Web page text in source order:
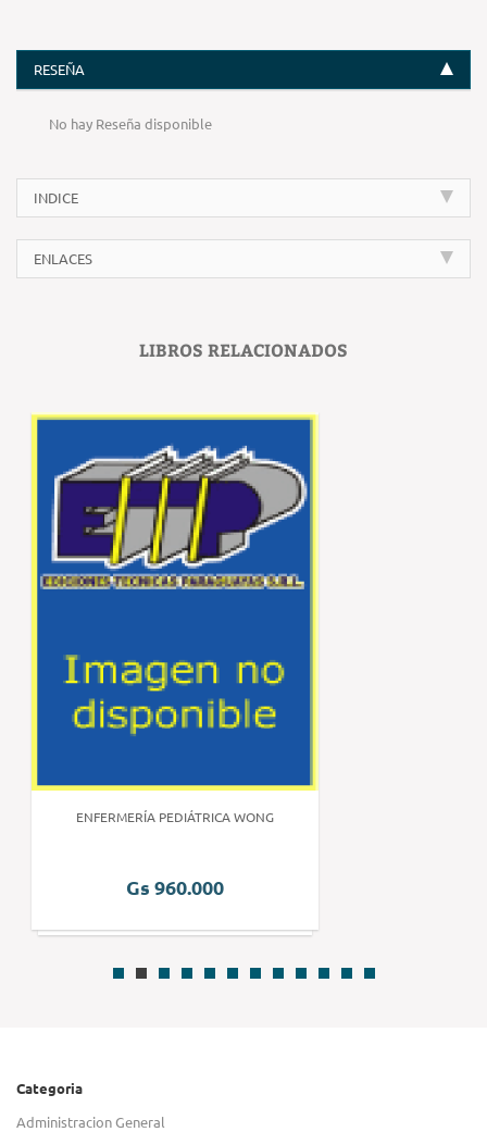
RESEÑA
No hay Reseña disponible
INDICE
ENLACES
LIBROS RELACIONADOS
ENFERMERÍA PEDIÁTRICA WONG
Gs 960.000
Categoria
Administracion General